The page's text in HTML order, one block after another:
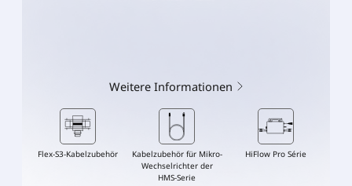
Weitere Informationen
Kabelzubehör für Mikro-
HiFlow Pro Série HiFlow Pro Série